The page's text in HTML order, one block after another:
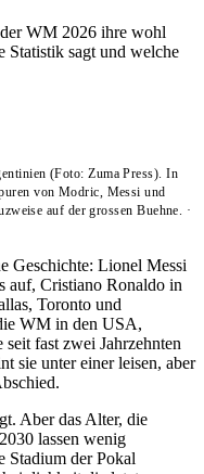
WM 2026 ihre wohl
Statistik sagt und welche
(Foto: Zuma Press). In
von Modric, Messi und
auf der grossen Buehne. ·
Geschichte: Lionel Messi
auf, Cristiano Ronaldo in
Toronto und
WM in den USA,
fast zwei Jahrzehnten
sie unter einer leisen, aber
Aber das Alter, die
lassen wenig
Stadium der Pokal